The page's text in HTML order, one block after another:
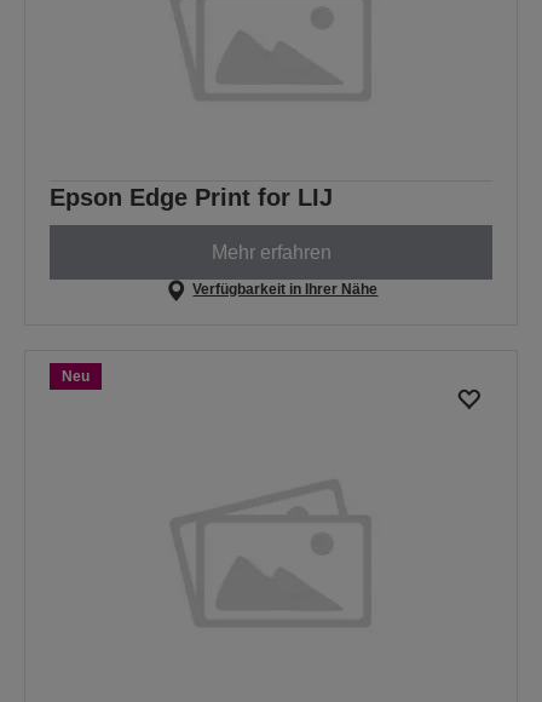
Epson Edge Print for LIJ
Mehr erfahren
Verfügbarkeit in Ihrer Nähe
Neu